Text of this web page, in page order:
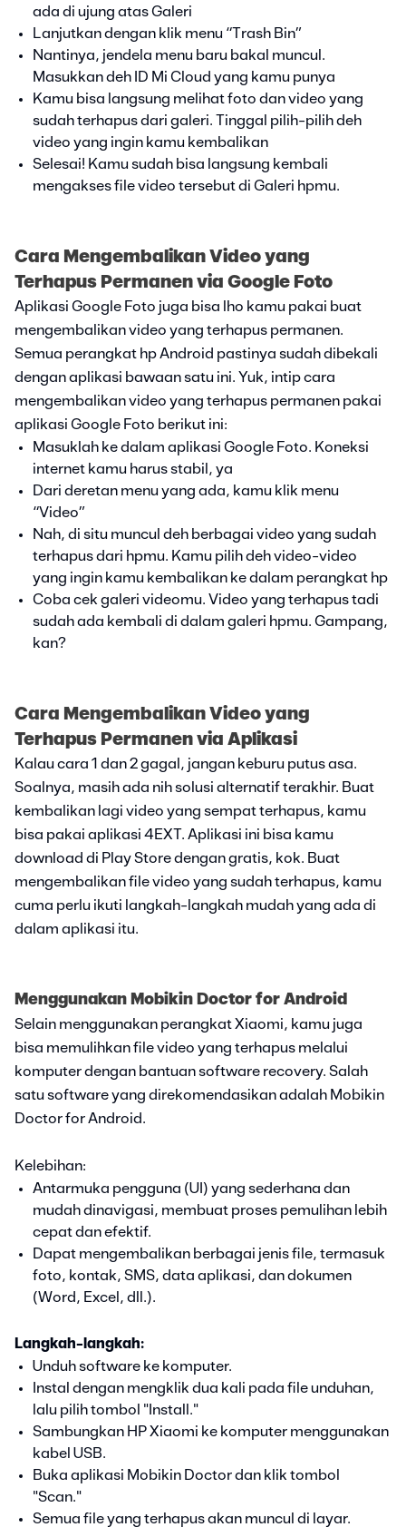
ada di ujung atas Galeri
Lanjutkan dengan klik menu “Trash Bin”
Nantinya, jendela menu baru bakal muncul.
Masukkan deh ID Mi Cloud yang kamu punya
Kamu bisa langsung melihat foto dan video yang
sudah terhapus dari galeri. Tinggal pilih-pilih deh
video yang ingin kamu kembalikan
Selesai! Kamu sudah bisa langsung kembali
mengakses file video tersebut di Galeri hpmu.
Cara Mengembalikan Video yang
Terhapus Permanen via Google Foto
Aplikasi Google Foto juga bisa lho kamu pakai buat
mengembalikan video yang terhapus permanen.
Semua perangkat hp Android pastinya sudah dibekali
dengan aplikasi bawaan satu ini. Yuk, intip cara
mengembalikan video yang terhapus permanen pakai
aplikasi Google Foto berikut ini:
Masuklah ke dalam aplikasi Google Foto. Koneksi
internet kamu harus stabil, ya
Dari deretan menu yang ada, kamu klik menu
“Video”
Nah, di situ muncul deh berbagai video yang sudah
terhapus dari hpmu. Kamu pilih deh video-video
yang ingin kamu kembalikan ke dalam perangkat hp
Coba cek galeri videomu. Video yang terhapus tadi
sudah ada kembali di dalam galeri hpmu. Gampang,
kan?
Cara Mengembalikan Video yang
Terhapus Permanen via Aplikasi
Kalau cara 1 dan 2 gagal, jangan keburu putus asa.
Soalnya, masih ada nih solusi alternatif terakhir. Buat
kembalikan lagi video yang sempat terhapus, kamu
bisa pakai aplikasi 4EXT. Aplikasi ini bisa kamu
download di Play Store dengan gratis, kok. Buat
mengembalikan file video yang sudah terhapus, kamu
cuma perlu ikuti langkah-langkah mudah yang ada di
dalam aplikasi itu.
Menggunakan Mobikin Doctor for Android
Selain menggunakan perangkat Xiaomi, kamu juga
bisa memulihkan file video yang terhapus melalui
komputer dengan bantuan software recovery. Salah
satu software yang direkomendasikan adalah Mobikin
Doctor for Android.
Kelebihan:
Antarmuka pengguna (UI) yang sederhana dan
mudah dinavigasi, membuat proses pemulihan lebih
cepat dan efektif.
Dapat mengembalikan berbagai jenis file, termasuk
foto, kontak, SMS, data aplikasi, dan dokumen
(Word, Excel, dll.).
Langkah-langkah:
Unduh software ke komputer.
Instal dengan mengklik dua kali pada file unduhan,
lalu pilih tombol "Install."
Sambungkan HP Xiaomi ke komputer menggunakan
kabel USB.
Buka aplikasi Mobikin Doctor dan klik tombol
"Scan."
Semua file yang terhapus akan muncul di layar.